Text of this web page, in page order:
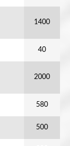
1400
40
2000
580
500